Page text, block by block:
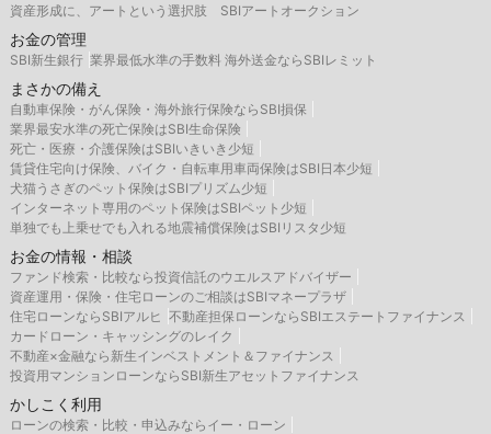
資産形成に、アートという選択肢 SBIアートオークション
お金の管理
SBI新生銀行 業界最低水準の手数料 海外送金ならSBIレミット
まさかの備え
自動車保険・がん保険・海外旅行保険ならSBI損保
業界最安水準の死亡保険はSBI生命保険
死亡・医療・介護保険はSBIいきいき少短
賃貸住宅向け保険、バイク・自転車用車両保険はSBI日本少短
犬猫うさぎのペット保険はSBIプリズム少短
インターネット専用のペット保険はSBIペット少短
単独でも上乗せでも入れる地震補償保険はSBIリスタ少短
お金の情報・相談
ファンド検索・比較なら投資信託のウエルスアドバイザー
資産運用・保険・住宅ローンのご相談はSBIマネープラザ
住宅ローンならSBIアルヒ 不動産担保ローンならSBIエステートファイナンス
カードローン・キャッシングのレイク
不動産×金融なら新生インベストメント＆ファイナンス
投資用マンションローンならSBI新生アセットファイナンス
かしこく利用
ローンの検索・比較・申込みならイー・ローン